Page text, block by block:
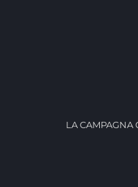
LA CAMPAGNA